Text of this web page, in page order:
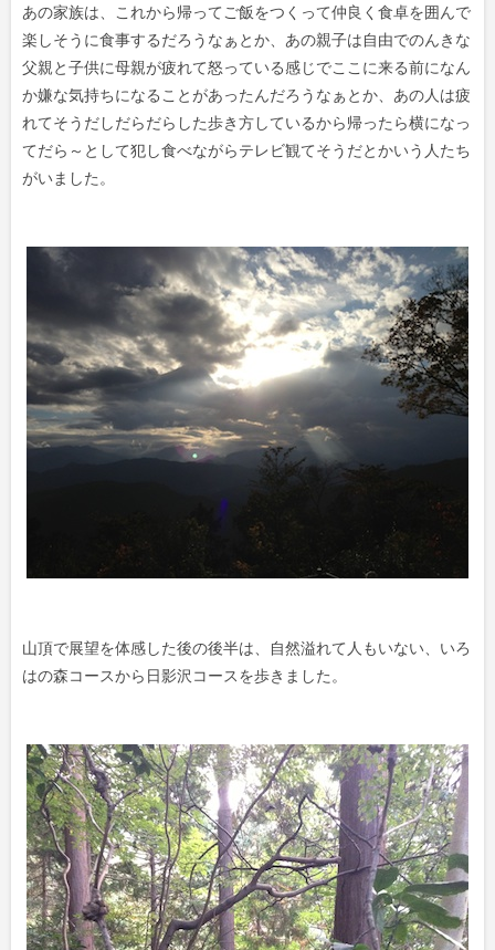
あの家族は、これから帰ってご飯をつくって仲良く食卓を囲んで
楽しそうに食事するだろうなぁとか、あの親子は自由でのんきな
父親と子供に母親が疲れて怒っている感じでここに来る前になん
か嫌な気持ちになることがあったんだろうなぁとか、あの人は疲
れてそうだしだらだらした歩き方しているから帰ったら横になっ
てだら～として犯し食べながらテレビ観てそうだとかいう人たち
がいました。
山頂で展望を体感した後の後半は、自然溢れて人もいない、いろ
はの森コースから日影沢コースを歩きました。